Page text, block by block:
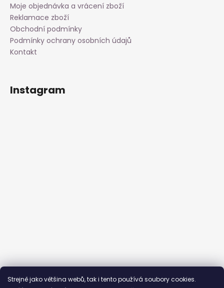
Strejně jako většina webů, tak i tento používá soubory cookies.
Moje objednávka a vrácení zboží
Reklamace zboží
Obchodní podmínky
Podmínky ochrany osobních údajů
Kontakt
Instagram
Sledovat na Instagramu